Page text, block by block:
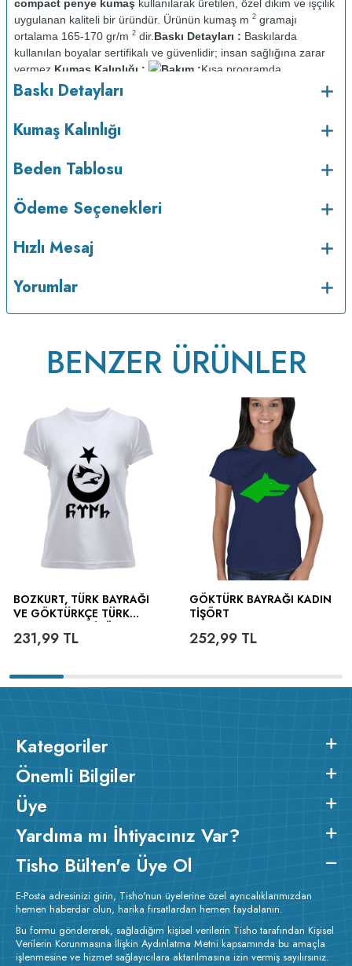
compact penye kumaş kullanılarak üretilen, özel dikim ve işçilik
uygulanan kaliteli bir üründür. Ürünün kumaş m 2 gramajı
ortalama 165-170 gr/m 2 dir. Baskı Detayları : Baskılarda
kullanılan boyalar sertifikalı ve güvenlidir; insan sağlığına zarar
vermez. Kumaş Kalınlığı : Bakım :Kısa programda
maksimum 30 C sıcaklıkta ve tersten yıkanır.
Kurutma makinesinde kurutulmaz. Orta ısıda ve tersten
Baskı Detayları
Kumaş Kalınlığı
Beden Tablosu
Ödeme Seçenekleri
Hızlı Mesaj
Yorumlar
BENZER ÜRÜNLER
BOZKURT, TÜRK BAYRAĞI
VE GÖKTÜRKÇE TÜRK
231,99 TL
GÖKTÜRK BAYRAĞI KADIN
TIŞÖRT
252,99TL
Kategoriler
Önemli Bilgiler
Üye
Yardıma mı İhtiyacınız Var?
Tisho Bülten'e Üye Ol
E-Posta adresinizi girin, Tisho'nun üyelerine özel ayrıcalıklarımızdan
hemen haberdar olun, harika fırsatlardan hemen faydalanın.
Bu formu göndererek, sağladığım kişisel verilerin Tisho tarafından Kişisel
Verilerin Korunmasına İlişkin Aydınlatma Metni kapsamında bu amaçla
işlenmesine ve hizmet sağlayıcılara aktarılmasına izin vermiş sayılırsınız.